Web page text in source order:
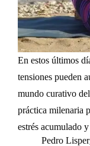
En estos últimos
tensiones pueden
mundo curativo
práctica milenaria
estrés acumulado
Pedro